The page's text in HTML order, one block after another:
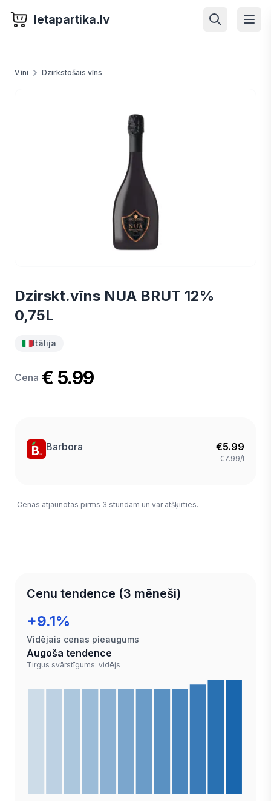
letapartika.lv
Vīni Dzirkstošais vīns
Dzirskt.vīns NUA BRUT 12%
0,75L
Itālija
Cena € 5.99
Barbora €5.99
€7.99/l
Cenas atjaunotas pirms 3 stundām un var atšķirties.
Cenu tendence (3 mēneši)
+9.1%
Vidējais cenas pieaugums
Augoša tendence
Tirgus svārstīgums: vidējs